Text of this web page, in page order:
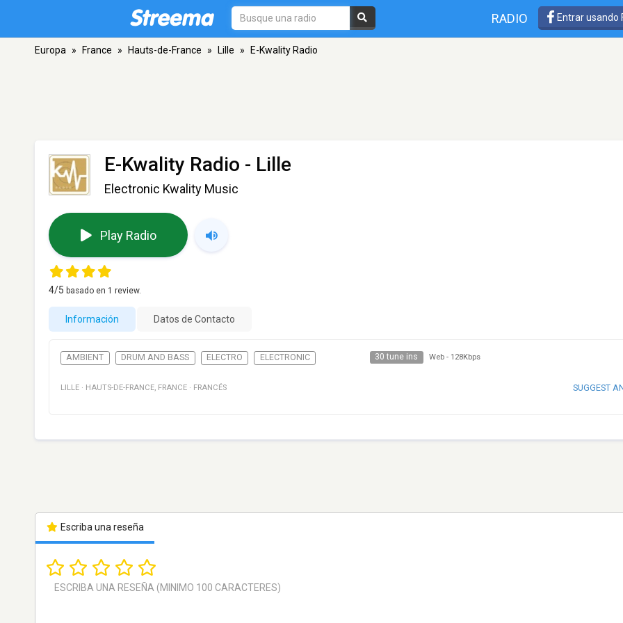
RADIO Entrar usando
Europa » France » Hauts-de-France » Lille » E-Kwality Radio
E-Kwality Radio - Lille
Electronic Kwality Music
Play Radio
4/5 basado en 1 review.
Información Datos de Contacto
AMBIENT DRUM AND BASS ELECTRO ELECTRONIC 30 tune ins Web - 128Kbps
LILLE · HAUTS-DE-FRANCE, FRANCE · FRANCÉS SUGGEST
Escriba una reseña